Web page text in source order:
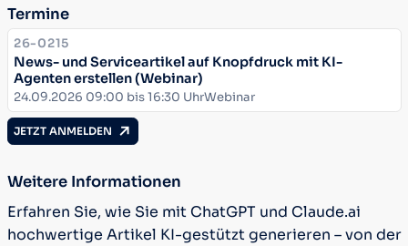
Termine
KURSNUMMER:
26-0215
News- und Serviceartikel auf Knopfdruck mit KI-
Agenten erstellen (Webinar)
Datum:
24.09.2026 09:00 bis 16:30 UhrOrt:
Webinar
JETZT ANMELDEN
Weitere Informationen
Erfahren Sie, wie Sie mit ChatGPT und Claude.ai
hochwertige Artikel KI-gestützt generieren – von der